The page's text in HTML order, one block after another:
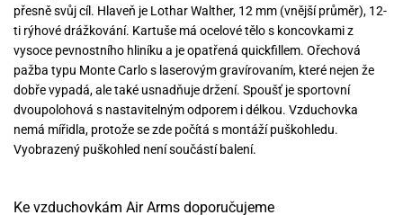
přesně svůj cíl. Hlaveň je Lothar Walther, 12 mm (vnější průměr), 12-
ti rýhové drážkování. Kartuše má ocelové tělo s koncovkami z
vysoce pevnostního hliníku a je opatřená quickfillem. Ořechová
pažba typu Monte Carlo s laserovým gravírovaním, které nejen že
dobře vypadá, ale také usnadňuje držení. Spoušť je sportovní
dvoupolohová s nastavitelným odporem i délkou. Vzduchovka
nemá mířidla, protože se zde počítá s montáží puškohledu.
Vyobrazený puškohled není součástí balení.
Ke vzduchovkám Air Arms doporučujeme